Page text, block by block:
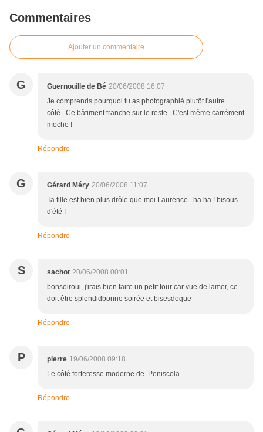
Commentaires
Ajouter un commentaire
G Guernouille de Bé 20/06/2008 16:07
Je comprends pourquoi tu as photographié plutôt l'autre
côté...Ce bâtiment tranche sur le reste...C'est même carrément
moche !
Répondre
G Gérard Méry 20/06/2008 11:07
Ta fille est bien plus drôle que moi Laurence...ha ha ! bisous
d'été !
Répondre
S sachot 20/06/2008 00:01
bonsoiroui, j'irais bien faire un petit tour car vue de lamer, ce
doit être splendidbonne soirée et bisesdoque
Répondre
P pierre 19/06/2008 09:18
Le côté forteresse moderne de Peniscola.
Répondre